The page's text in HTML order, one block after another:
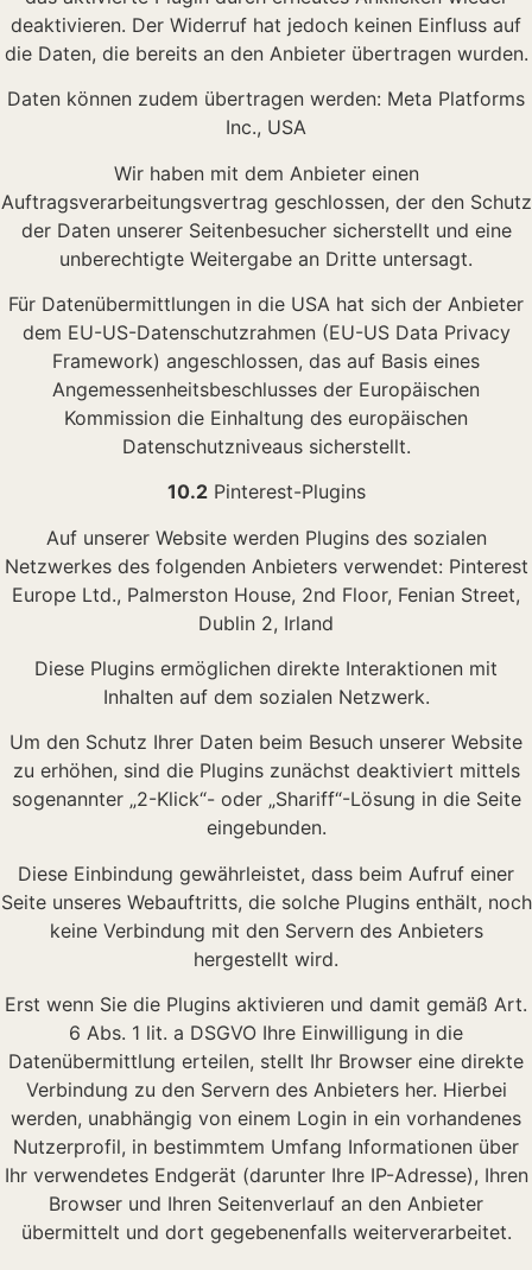
deaktivieren. Der Widerruf hat jedoch keinen Einfluss auf
die Daten, die bereits an den Anbieter übertragen wurden.
Daten können zudem übertragen werden: Meta Platforms
Inc., USA
Wir haben mit dem Anbieter einen
Auftragsverarbeitungsvertrag geschlossen, der den Schutz
der Daten unserer Seitenbesucher sicherstellt und eine
unberechtigte Weitergabe an Dritte untersagt.
Für Datenübermittlungen in die USA hat sich der Anbieter
dem EU-US-Datenschutzrahmen (EU-US Data Privacy
Framework) angeschlossen, das auf Basis eines
Angemessenheitsbeschlusses der Europäischen
Kommission die Einhaltung des europäischen
Datenschutzniveaus sicherstellt.
10.2Pinterest-Plugins
Auf unserer Website werden Plugins des sozialen
Netzwerkes des folgenden Anbieters verwendet: Pinterest
Europe Ltd., Palmerston House, 2nd Floor, Fenian Street,
Dublin 2, Irland
Diese Plugins ermöglichen direkte Interaktionen mit
Inhalten auf dem sozialen Netzwerk.
Um den Schutz Ihrer Daten beim Besuch unserer Website
zu erhöhen, sind die Plugins zunächst deaktiviert mittels
sogenannter „2-Klick“- oder „Shariff“-Lösung in die Seite
eingebunden.
Diese Einbindung gewährleistet, dass beim Aufruf einer
Seite unseres Webauftritts, die solche Plugins enthält, noch
keine Verbindung mit den Servern des Anbieters
hergestellt wird.
Erst wenn Sie die Plugins aktivieren und damit gemäß Art.
6 Abs. 1 lit. a DSGVO Ihre Einwilligung in die
Datenübermittlung erteilen, stellt Ihr Browser eine direkte
Verbindung zu den Servern des Anbieters her. Hierbei
werden, unabhängig von einem Login in ein vorhandenes
Nutzerprofil, in bestimmtem Umfang Informationen über
Ihr verwendetes Endgerät (darunter Ihre IP-Adresse), Ihren
Browser und Ihren Seitenverlauf an den Anbieter
übermittelt und dort gegebenenfalls weiterverarbeitet.